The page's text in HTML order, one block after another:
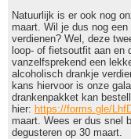
Natuurlijk is er ook nog
maart. Wil je dus nog
verdienen? Wel, deze
loop- of fietsoutfit aan en
vanzelfsprekend een
alcoholisch drankje
kans hiervoor is onze
drankenpakket kan
hier: https://forms.gle/
maart. Wees er dus snel
degusteren op 30 maart.